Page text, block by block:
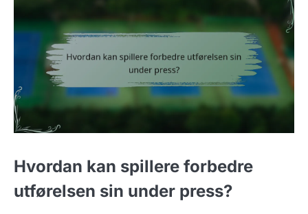
Hvordan kan spillere forbedre
utførelsen sin under press?